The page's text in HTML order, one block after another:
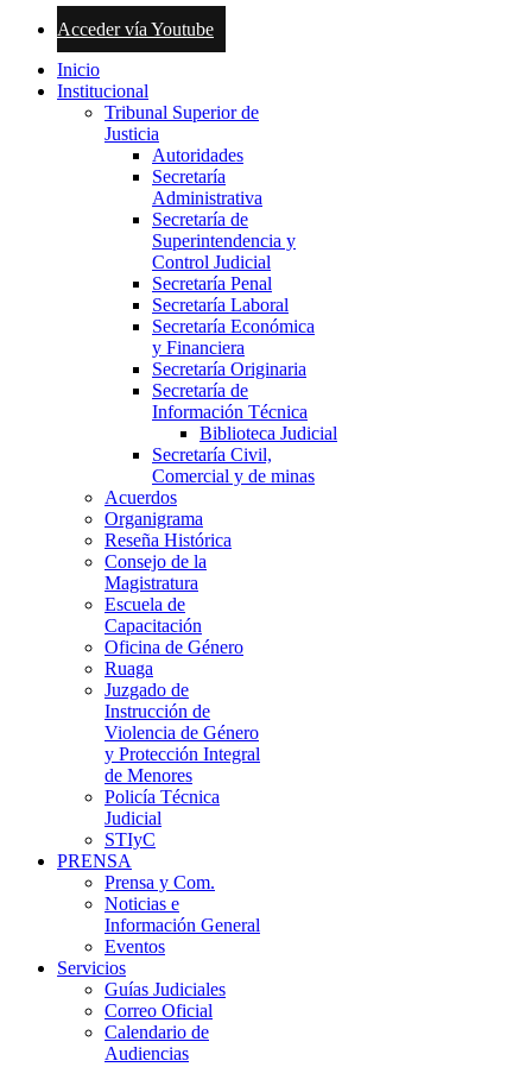
Acceder vía Youtube
Inicio
Institucional
Tribunal Superior de
Justicia
Autoridades
Secretaría
Administrativa
Secretaría de
Superintendencia y
Control Judicial
Secretaría Penal
Secretaría Laboral
Secretaría Económica
y Financiera
Secretaría Originaria
Secretaría de
Información Técnica
Biblioteca Judicial
Secretaría Civil,
Comercial y de minas
Acuerdos
Organigrama
Reseña Histórica
Consejo de la
Magistratura
Escuela de
Capacitación
Oficina de Género
Ruaga
Juzgado de
Instrucción de
Violencia de Género
y Protección Integral
de Menores
Policía Técnica
Judicial
STIyC
PRENSA
Prensa y Com.
Noticias e
Información General
Eventos
Servicios
Guías Judiciales
Correo Oficial
Calendario de
Audiencias